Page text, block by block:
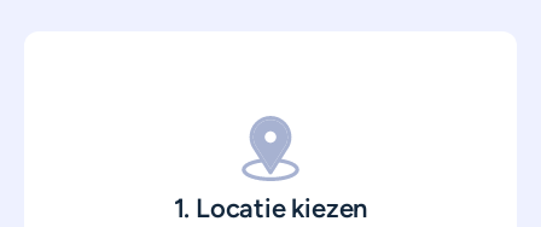
1. Locatie kiezen